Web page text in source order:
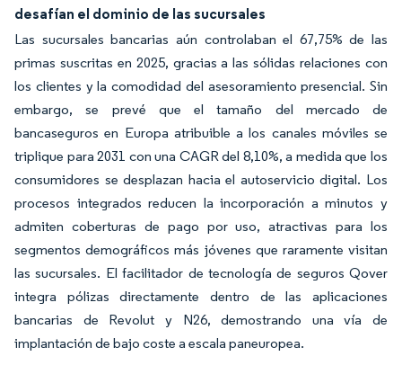
desafían el dominio de las sucursales
Las sucursales bancarias aún controlaban el 67,75% de las
primas suscritas en 2025, gracias a las sólidas relaciones con
los clientes y la comodidad del asesoramiento presencial. Sin
embargo, se prevé que el tamaño del mercado de
bancaseguros en Europa atribuible a los canales móviles se
triplique para 2031 con una CAGR del 8,10%, a medida que los
consumidores se desplazan hacia el autoservicio digital. Los
procesos integrados reducen la incorporación a minutos y
admiten coberturas de pago por uso, atractivas para los
segmentos demográficos más jóvenes que raramente visitan
las sucursales. El facilitador de tecnología de seguros Qover
integra pólizas directamente dentro de las aplicaciones
bancarias de Revolut y N26, demostrando una vía de
implantación de bajo coste a escala paneuropea.